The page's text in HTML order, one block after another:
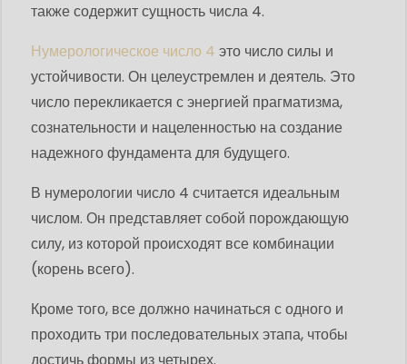
также содержит сущность числа 4.
Нумерологическое число 4 это число силы и
устойчивости. Он целеустремлен и деятель. Это
число перекликается с энергией прагматизма,
сознательности и нацеленностью на создание
надежного фундамента для будущего.
В нумерологии число 4 считается идеальным
числом. Он представляет собой порождающую
силу, из которой происходят все комбинации
(корень всего).
Кроме того, все должно начинаться с одного и
проходить три последовательных этапа, чтобы